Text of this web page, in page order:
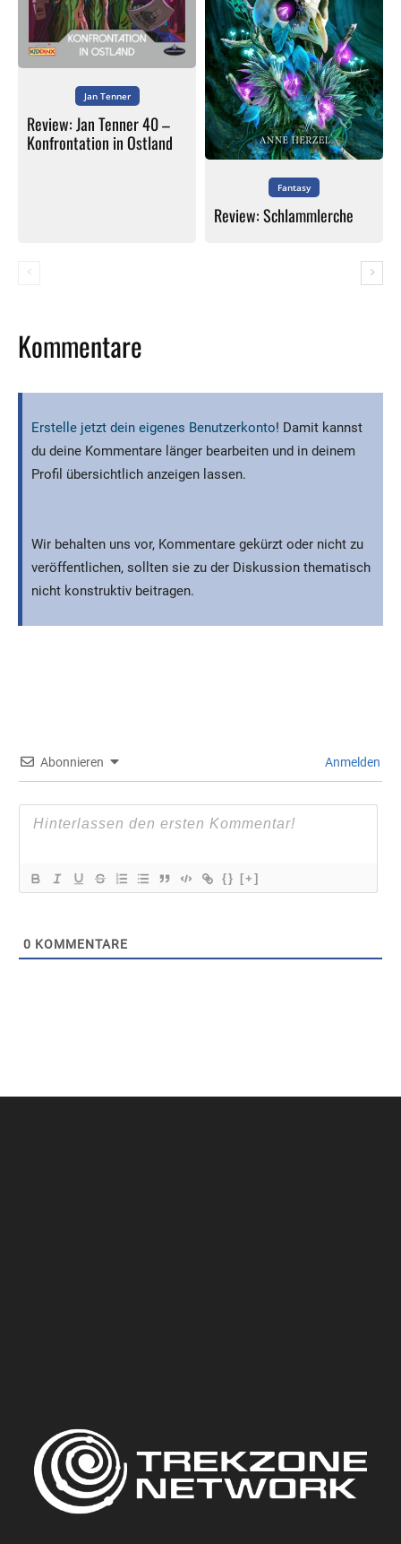
Jan Tenner
Review: Jan Tenner 40 –
Konfrontation in Ostland
Fantasy
Review: Schlammlerche
Kommentare
Erstelle jetzt dein eigenes Benutzerkonto! Damit kannst
du deine Kommentare länger bearbeiten und in deinem
Profil übersichtlich anzeigen lassen.
Wir behalten uns vor, Kommentare gekürzt oder nicht zu
veröffentlichen, sollten sie zu der Diskussion thematisch
nicht konstruktiv beitragen.
Abonnieren Anmelden
{} [+]
0 KOMMENTARE